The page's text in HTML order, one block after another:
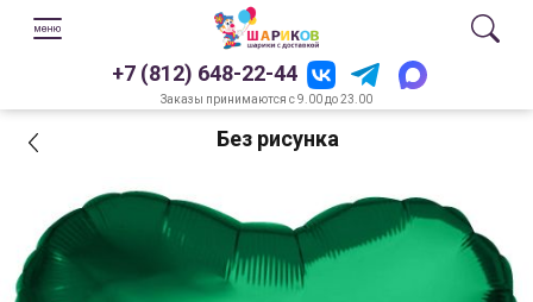
+7 (812) 648-22-44
Заказы принимаются с 9.00 до 23.00
Без рисунка